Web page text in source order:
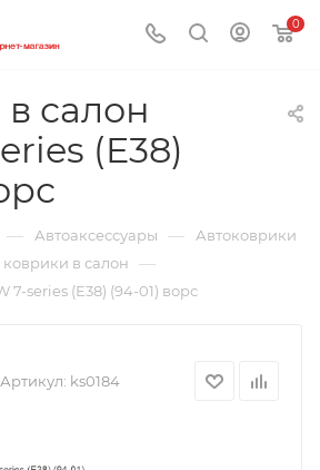
0
салон
(E38)
— Автоаксессуары — Автоковрики
в салон —
7-series (E38) (94-01) ворс
Артикул: ks0184